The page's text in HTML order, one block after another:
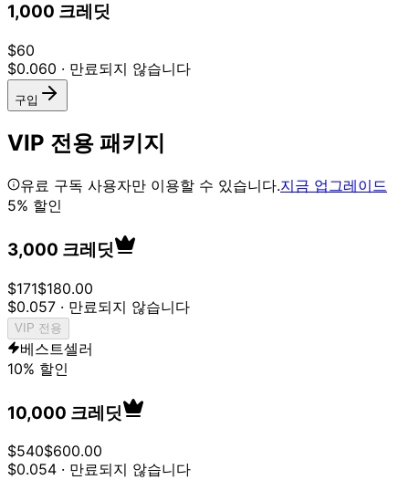
1,000 크레딧
$60
$0.060 · 만료되지 않습니다
구입
VIP 전용 패키지
유료 구독 사용자만 이용할 수 있습니다.지금 업그레이드
5% 할인
3,000 크레딧
$171$180.00
$0.057 · 만료되지 않습니다
VIP 전용
베스트셀러
10% 할인
10,000 크레딧
$540$600.00
$0.054 · 만료되지 않습니다